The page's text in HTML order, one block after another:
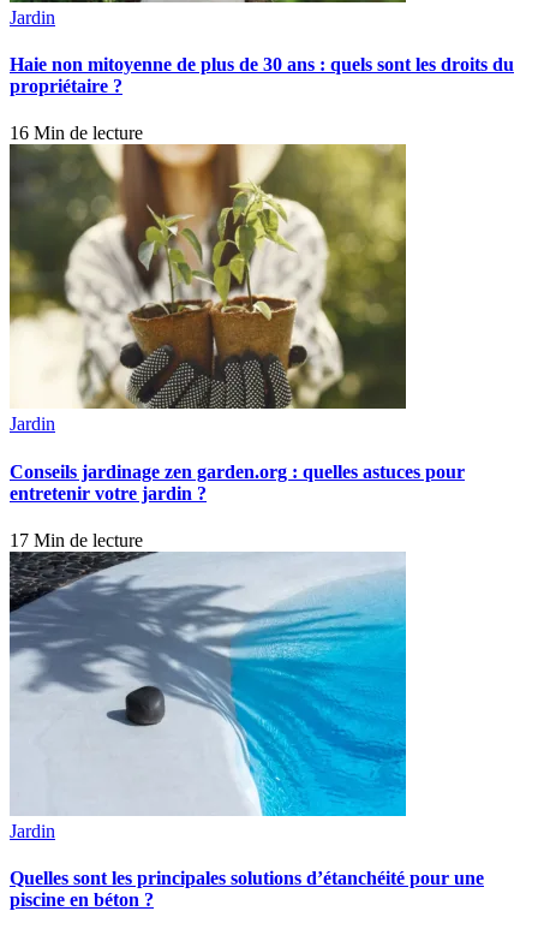
Jardin
Haie non mitoyenne de plus de 30 ans : quels sont les droits du
propriétaire ?
16 Min de lecture
Jardin
Conseils jardinage zen garden.org : quelles astuces pour
entretenir votre jardin ?
17 Min de lecture
Jardin
Quelles sont les principales solutions d’étanchéité pour une
piscine en béton ?